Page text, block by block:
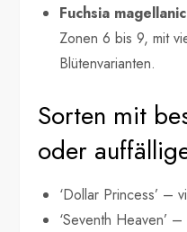
Fuchsia
Zonen 6 bis 9, mit
Blütenvarianten.
Sorten mit
oder
‘Dollar Princess’ –
‘Seventh Heaven’